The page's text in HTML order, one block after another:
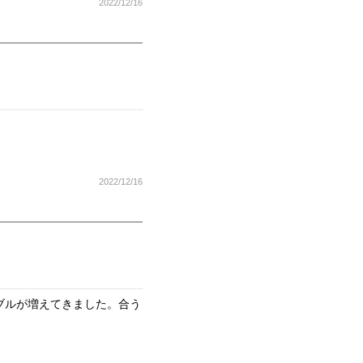
2022/12/16
2022/12/16
が増えてきました。合う